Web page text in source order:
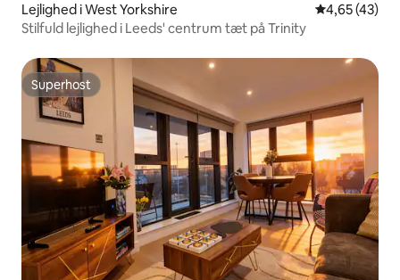
Lejlighed i West Yorkshire 4,65 ud af 5 i
4,65 (43)
Stilfuld lejlighed i Leeds' centrum tæt på Trinity
Superhost
Superhost